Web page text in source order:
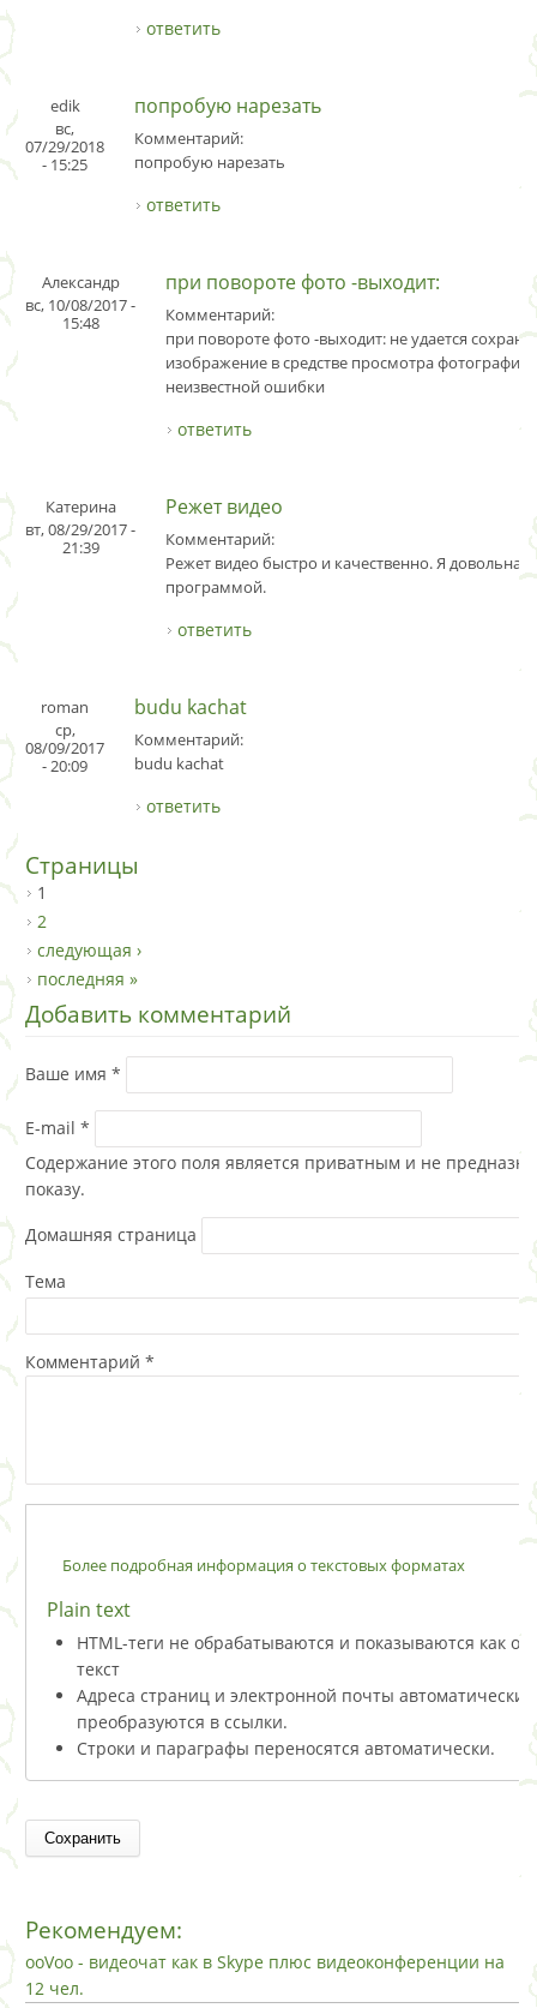
ответить
edik
вс,
07/29/2018
- 15:25
попробую нарезать
Комментарий:
попробую нарезать
ответить
Александр
вс, 10/08/2017 -
15:48
при повороте фото -выходит:
Комментарий:
при повороте фото -выходит: не удается
изображение в средстве просмотра
неизвестной ошибки
ответить
Катерина
вт, 08/29/2017 -
21:39
Режет видео
Комментарий:
Режет видео быстро и качественно. Я довольна
программой.
ответить
roman
ср,
08/09/2017
- 20:09
budu kachat
Комментарий:
budu kachat
ответить
Страницы
1
2
следующая ›
последняя »
Добавить комментарий
Ваше имя *
E-mail *
Содержание этого поля является приватным и не
показу.
Домашняя страница
Тема
Комментарий *
Более подробная информация о текстовых форматах
Plain text
HTML-теги не обрабатываются и показываются как
текст
Адреса страниц и электронной почты автоматически
преобразуются в ссылки.
Строки и параграфы переносятся автоматически.
Рекомендуем:
ooVoo - видеочат как в Skype плюс видеоконференции на
12 чел.